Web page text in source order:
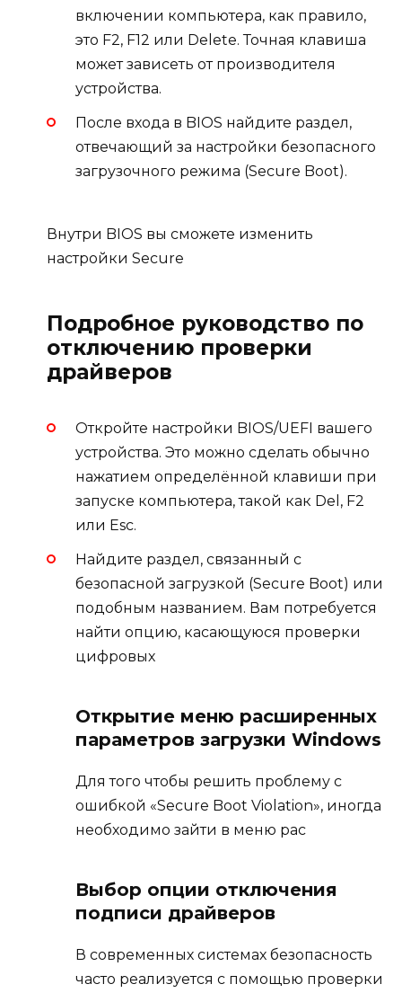
включении компьютера, как правило,
это F2, F12 или Delete. Точная клавиша
может зависеть от производителя
устройства.
После входа в BIOS найдите раздел,
отвечающий за настройки безопасного
загрузочного режима (Secure Boot).
Внутри BIOS вы сможете изменить
настройки Secure
Подробное руководство по
отключению проверки
драйверов
Откройте настройки BIOS/UEFI вашего
устройства. Это можно сделать обычно
нажатием определённой клавиши при
запуске компьютера, такой как Del, F2
или Esc.
Найдите раздел, связанный с
безопасной загрузкой (Secure Boot) или
подобным названием. Вам потребуется
найти опцию, касающуюся проверки
цифровых
Открытие меню расширенных
параметров загрузки Windows
Для того чтобы решить проблему с
ошибкой «Secure Boot Violation», иногда
необходимо зайти в меню рас
Выбор опции отключения
подписи драйверов
В современных системах безопасность
часто реализуется с помощью проверки